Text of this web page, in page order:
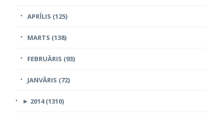
APRĪLIS (125)
MARTS (138)
FEBRUĀRIS (93)
JANVĀRIS (72)
► 2014 (1310)